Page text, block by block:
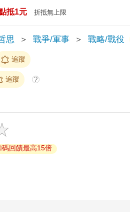
抵1元 折抵無上限
思 ＞ 戰爭/軍事 ＞ 戰略/戰役
追蹤
追蹤 ?
回饋最高15倍